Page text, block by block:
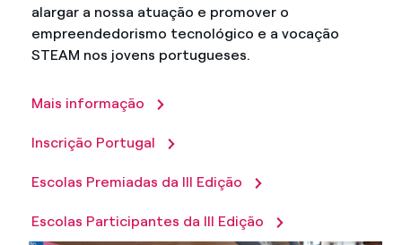
alargar a nossa atuação e promover o
empreendedorismo tecnológico e a vocação
STEAM nos jovens portugueses.
Mais informação
Inscrição Portugal
Escolas Premiadas da III Edição
Escolas Participantes da III Edição